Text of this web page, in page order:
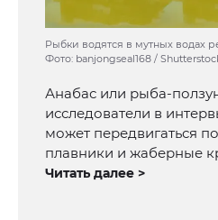
Рыбки водятся в мутных водах
Фото: banjongseal168 /
Анабас или рыба-
исследователи в
может передвигаться
плавники и жаберные
Читать далее >